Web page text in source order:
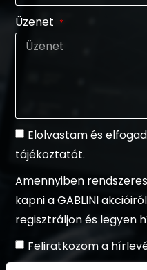
Üzenet
Elolvastam és
tájékoztatót.
Amennyiben
kapni a GABLINI
regisztráljon és legyen
Feliratkozom a